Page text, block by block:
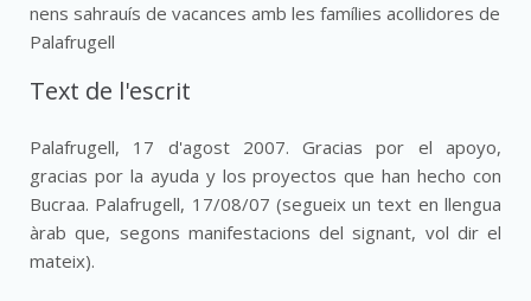
nens sahrauís de vacances amb les famílies acollidores de
Palafrugell
Text de l'escrit
Palafrugell, 17 d'agost 2007. Gracias por el apoyo,
gracias por la ayuda y los proyectos que han hecho con
Bucraa. Palafrugell, 17/08/07 (segueix un text en llengua
àrab que, segons manifestacions del signant, vol dir el
mateix).